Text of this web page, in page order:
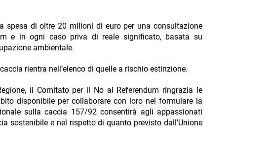
spesa di oltre 20 milioni di euro per una consultazione
e in ogni caso priva di reale significato, basata su
ambientale.
rientra nell’elenco di quelle a rischio estinzione.
il Comitato per il No al Referendum ringrazia le
disponibile per collaborare con loro nel formulare la
sulla caccia 157/92 consentirà agli appassionati
sostenibile e nel rispetto di quanto previsto dall’Unione